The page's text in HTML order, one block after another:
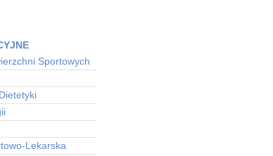
Sportowych
Lekarska